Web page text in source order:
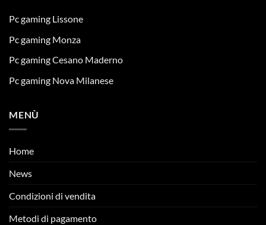
Pc gaming Lissone
Pc gaming Monza
Pc gaming Cesano Maderno
Pc gaming Nova Milanese
MENÙ
Home
News
Condizioni di vendita
Metodi di pagamento